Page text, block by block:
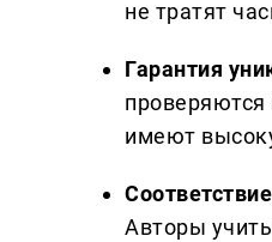
не тратят
Гарантия
проверяются
имеют
Авторы